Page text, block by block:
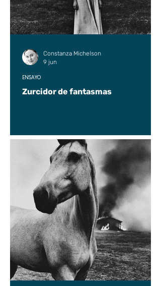
Zurcidor de fantasmas
ENSAYO
Constanza Michelson
9 jun